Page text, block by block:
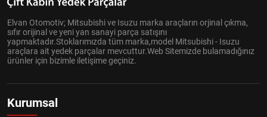
Elvan Otomotiv; Mitsubishi ve Isuzu marka araçların orjinal çıkma,
sıfır orijinal ve yeni yan sanayi parça satışını
yapmaktadır.Stoklarımızda tüm marka,model Mitsubishi - Isuzu
araçlara ait yedek parçalar mevcuttur.Web Sitemizde bulamadığınız
ürünler için bizimle iletişime geçiniz.
Kurumsal